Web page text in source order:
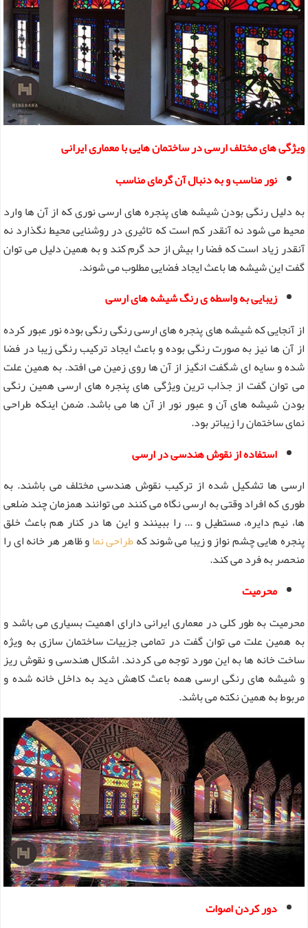
ویژگی های مختلف ارسی در ساختمان هایی با معماری ایرانی
نور مناسب و به دنبال آن گرمای مناسب
به دلیل رنگی بودن شیشه های پنجره های ارسی نوری که از آن ها وارد
محیط می شود نه آنقدر کم است که تاثیری در روشنایی محیط نگذارد نه
آنقدر زیاد است که فضا را بیش از حد گرم کند و به همین دلیل می توان
گفت این شیشه ها باعث ایجاد فضایی مطلوب می شوند.
زیبایی به واسطه ی رنگ شیشه های ارسی
از آنجایی که شیشه های پنجره های ارسی رنگی رنگی بوده نور عبور کرده
از آن ها نیز به صورت رنگی بوده و باعث ایجاد ترکیب رنگی زیبا در فضا
شده و سایه ای شگفت انگیز از آن ها روی زمین می افتد. به همین علت
می توان گفت از جذاب ترین ویژگی های پنجره های ارسی همین رنگی
بودن شیشه های آن و عبور نور از آن ها می باشد. ضمن اینکه طراحی
نمای ساختمان را زیباتر بود.
استفاده از نقوش هندسی در ارسی
ارسی ها تشکیل شده از ترکیب نقوش هندسی مختلف می باشند. به
طوری که افراد وقتی به ارسی نگاه می کنند می توانند همزمان چند ضلعی
ها، نیم دایره، مستطیل و ... را ببینند و این ها در کنار هم باعث خلق
پنجره هایی چشم نواز و زیبا می شوند کهطراحی نماو ظاهر هر خانه ای را
منحصر به فرد می کند.
محرمیت
محرمیت به طور کلی در معماری ایرانی دارای اهمیت بسیاری می باشد و
به همین علت می توان گفت در تمامی جزییات ساختمان سازی به ویژه
ساخت خانه ها به این مورد توجه می کردند. اشکال هندسی و نقوش ریز
و شیشه های رنگی ارسی همه باعث کاهش دید به داخل خانه شده و
مربوط به همین نکته می باشد.
دور کردن اصوات